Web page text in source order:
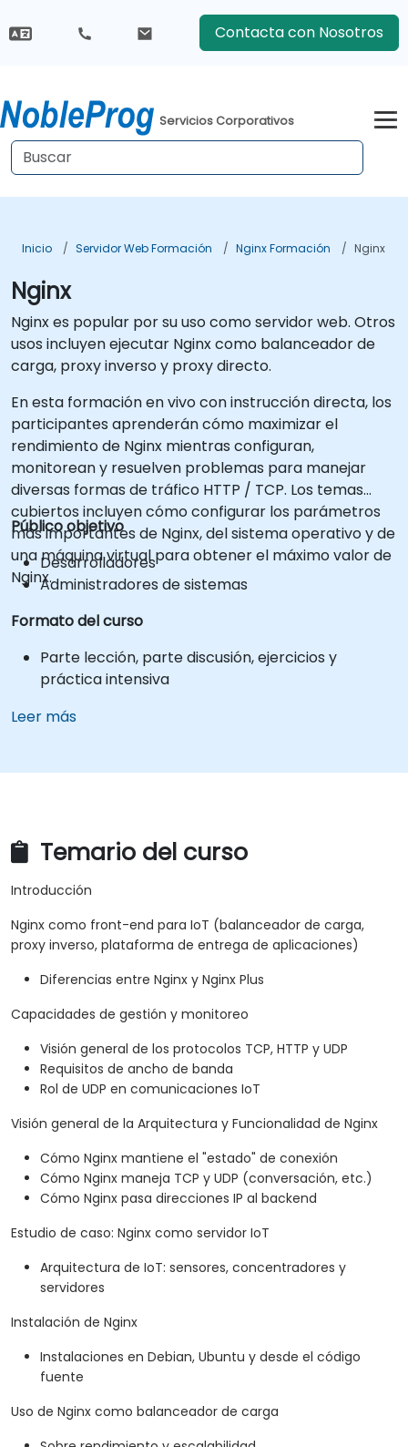
Contacta con Nosotros
Servicios Corporativos
Inicio Servidor Web Formación Nginx Formación Nginx
Nginx
Nginx es popular por su uso como servidor web. Otros
usos incluyen ejecutar Nginx como balanceador de
carga, proxy inverso y proxy directo.
En esta formación en vivo con instrucción directa, los
participantes aprenderán cómo maximizar el
rendimiento de Nginx mientras configuran,
monitorean y resuelven problemas para manejar
diversas formas de tráfico HTTP / TCP. Los temas
cubiertos incluyen cómo configurar los parámetros
más importantes de Nginx, del sistema operativo y de
una máquina virtual para obtener el máximo valor de
Nginx.
Público objetivo
Desarrolladores
Administradores de sistemas
Formato del curso
Parte lección, parte discusión, ejercicios y
práctica intensiva
Leer más
Temario del curso
Introducción
Nginx como front-end para IoT (balanceador de carga,
proxy inverso, plataforma de entrega de aplicaciones)
Diferencias entre Nginx y Nginx Plus
Capacidades de gestión y monitoreo
Visión general de los protocolos TCP, HTTP y UDP
Requisitos de ancho de banda
Rol de UDP en comunicaciones IoT
Visión general de la Arquitectura y Funcionalidad de Nginx
Cómo Nginx mantiene el "estado" de conexión
Cómo Nginx maneja TCP y UDP (conversación, etc.)
Cómo Nginx pasa direcciones IP al backend
Estudio de caso: Nginx como servidor IoT
Arquitectura de IoT: sensores, concentradores y
servidores
Instalación de Nginx
Instalaciones en Debian, Ubuntu y desde el código
fuente
Uso de Nginx como balanceador de carga